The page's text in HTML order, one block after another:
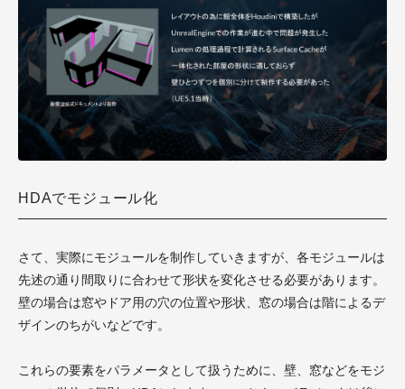
HDAでモジュール化
さて、実際にモジュールを制作していきますが、各モジュールは
先述の通り間取りに合わせて形状を変化させる必要があります。
壁の場合は窓やドア用の穴の位置や形状、窓の場合は階によるデ
ザインのちがいなどです。
これらの要素をパラメータとして扱うために、壁、窓などをモジ